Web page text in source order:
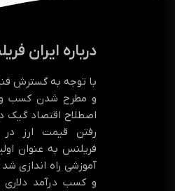
درباره ایران
با توجه به گسترش
و مطرح شدن کسب و
اصطلاح اقتصاد گیک
رفتن قیمت ارز در
فریلنس به عنوان
آموزشی راه اندازی
و کسب درآمد دلاری